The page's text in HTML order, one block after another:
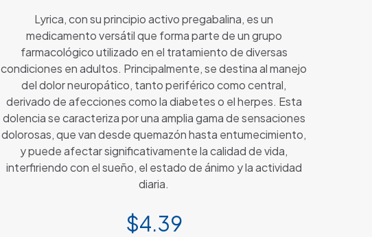
Lyrica, con su principio activo pregabalina, es un
medicamento versátil que forma parte de un grupo
farmacológico utilizado en el tratamiento de diversas
condiciones en adultos. Principalmente, se destina al manejo
del dolor neuropático, tanto periférico como central,
derivado de afecciones como la diabetes o el herpes. Esta
dolencia se caracteriza por una amplia gama de sensaciones
dolorosas, que van desde quemazón hasta entumecimiento,
y puede afectar significativamente la calidad de vida,
interfiriendo con el sueño, el estado de ánimo y la actividad
diaria.
$4.39